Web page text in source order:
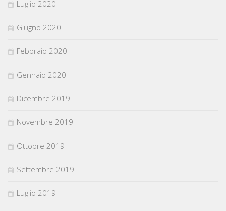
Luglio 2020
Giugno 2020
Febbraio 2020
Gennaio 2020
Dicembre 2019
Novembre 2019
Ottobre 2019
Settembre 2019
Luglio 2019